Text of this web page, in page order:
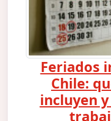
Feriados
Chile:
incluyen